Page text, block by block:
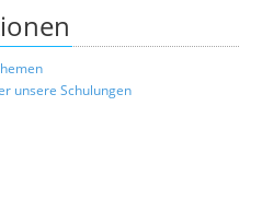
unsere Schulungen